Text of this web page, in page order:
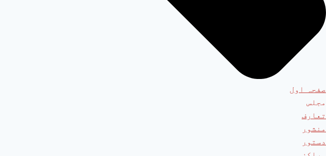
صفحہ اول
مجلس
تعارف
منشور
دستور